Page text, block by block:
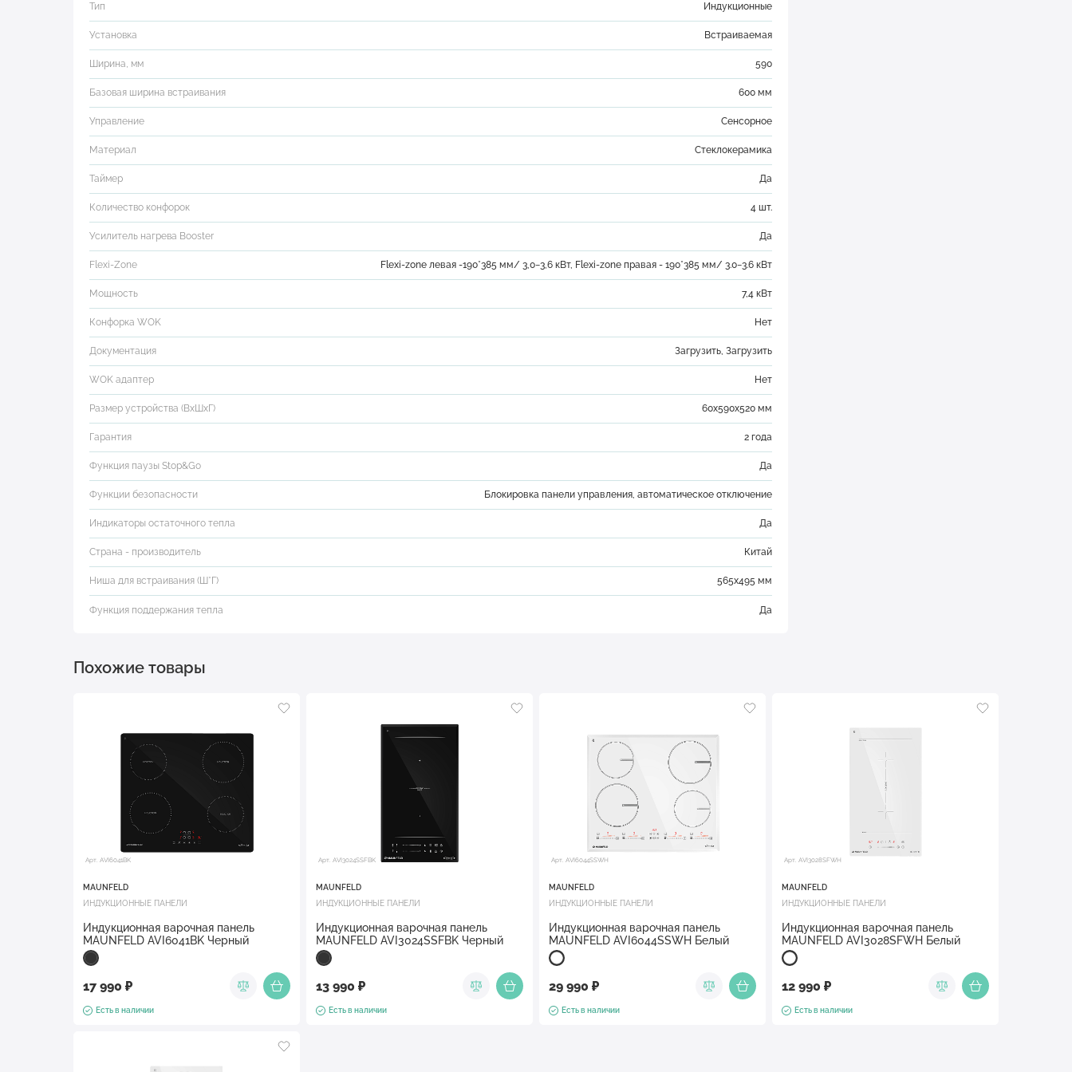
Тип Индукционные
Установка Встраиваемая
Ширина, мм 590
Базовая ширина встраивания 600 мм
Управление Сенсорное
Материал Стеклокерамика
Таймер Да
Количество конфорок 4 шт.
Усилитель нагрева Booster Да
Flexi-Zone Flexi-zone левая -190*385 мм/ 3,0−3,6 кВт, Flexi-zone правая - 190*385 мм/ 3.0−3.6 кВт
Мощность 7,4 кВт
Конфорка WOK Нет
Документация Загрузить, Загрузить
WOK адаптер Нет
Размер устройства (ВхШхГ) 60х590х520 мм
Гарантия 2 года
Функция паузы Stop&Go Да
Функции безопасности Блокировка панели управления, автоматическое отключение
Индикаторы остаточного тепла Да
Страна - производитель Китай
Ниша для встраивания (Ш*Г) 565х495 мм
Функция поддержания тепла Да
Похожие товары
Арт. AVI6041BK
MAUNFELD
ИНДУКЦИОННЫЕ ПАНЕЛИ
Индукционная варочная панель
MAUNFELD AVI6041BK Черный
17 990 ₽
Есть в наличии
Арт. AVI3024SSFBK
MAUNFELD
ИНДУКЦИОННЫЕ ПАНЕЛИ
Индукционная варочная панель
MAUNFELD AVI3024SSFBK Черный
13 990 ₽
Есть в наличии
Арт. AVI6044SSWH
MAUNFELD
ИНДУКЦИОННЫЕ ПАНЕЛИ
Индукционная варочная панель
MAUNFELD AVI6044SSWH Белый
29 990 ₽
Есть в наличии
Арт. AVI3028SFWH
MAUNFELD
ИНДУКЦИОННЫЕ ПАНЕЛИ
Индукционная варочная панель
MAUNFELD AVI3028SFWH Белый
12 990 ₽
Есть в наличии